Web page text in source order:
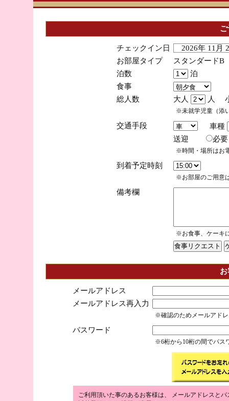
チェックイン日
2026年 11
お部屋タイプ
スタンダードB
泊数
泊
食事
総人数
大人 人
※未就学児童（添
交通手段
車種
送迎
※時間・場所はお
到着予定時刻
※お部屋のご用意
備考欄
※お食事、ケーキ
メールアドレス
メールアドレス再入力
※確認のためメールアド
パスワード
※6桁から10桁の間でパス
ご利用頂いた事のあるお客様は、 メールアドレスと